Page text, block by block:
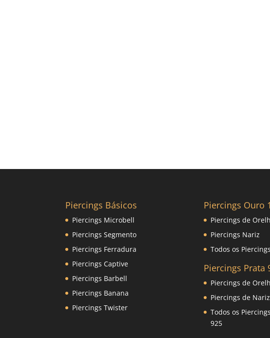
Piercings Básicos
Piercings Microbell
Piercings Segmento
Piercings Ferradura
Piercings Captive
Piercings Barbell
Piercings Banana
Piercings Twister
Piercings Ouro
Piercings de
Piercings Nariz
Todos os
Piercings Prata
Piercings de
Piercings de Nariz
Todos os
925